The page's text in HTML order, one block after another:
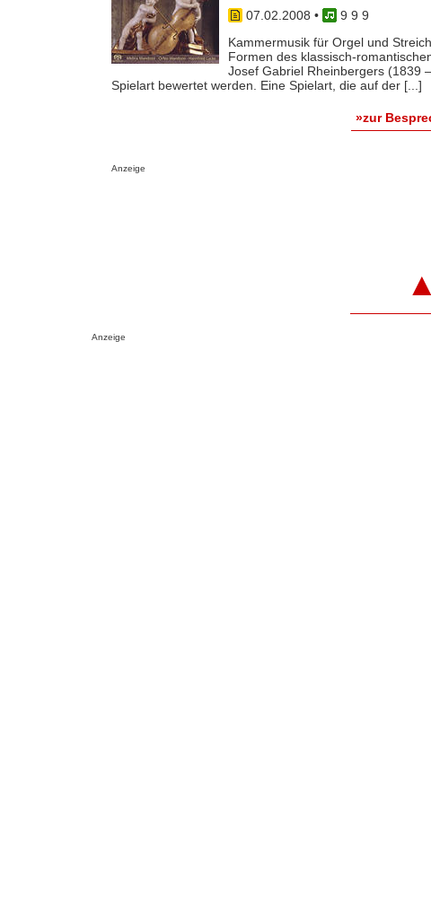
07.02.2008 •
9 9 9
Kammermusik für Orgel und
Formen des klassisch-
Josef Gabriel Rheinbergers (1839
Spielart bewertet werden. Eine Spielart, die auf der [...]
»zur
Anzeige
▲
Anzeige